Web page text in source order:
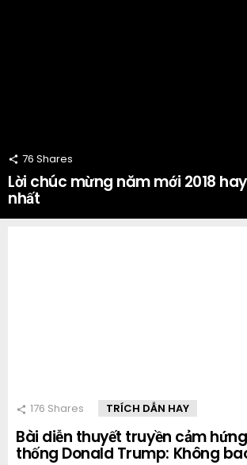
76 Shares
Lời chúc mừng năm mới 2018
nhất
176 Shares TRÍCH DẪN HAY
Bài diễn thuyết truyền cảm
thống Donald Trump: Không